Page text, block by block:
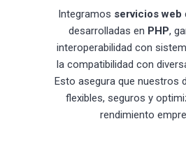
Integramos servicios web
desarrolladas en PHP,
interoperabilidad con
la compatibilidad con
Esto asegura que nuestros
flexibles, seguros y
rendimiento